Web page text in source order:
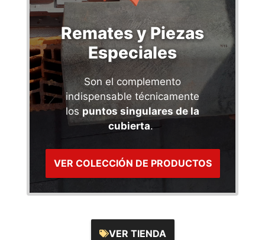
Remates y Piezas
Especiales
Son el complemento
indispensable técnicamente
lospuntos singulares de la
cubierta.
VER COLECCIÓN DE PRODUCTOS
VER TIENDA